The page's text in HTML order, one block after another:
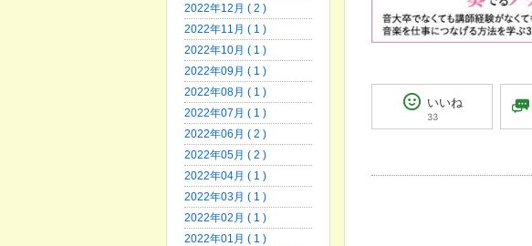
いいね
33
2022年12月 ( 2 )
2022年11月 ( 1 )
2022年10月 ( 1 )
2022年09月 ( 1 )
2022年08月 ( 1 )
2022年07月 ( 1 )
2022年06月 ( 2 )
2022年05月 ( 2 )
2022年04月 ( 1 )
2022年03月 ( 1 )
2022年02月 ( 1 )
2022年01月 ( 1 )